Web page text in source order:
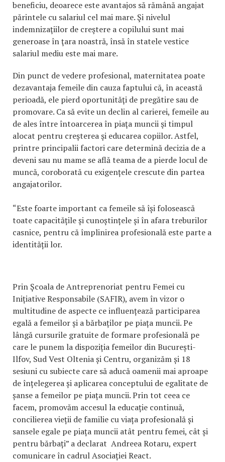
beneficiu, deoarece este avantajos să rămână angajat
părintele cu salariul cel mai mare. Şi nivelul
indemnizaţiilor de creştere a copilului sunt mai
generoase în ţara noastră, însă în statele vestice
salariul mediu este mai mare.
Din punct de vedere profesional, maternitatea poate
dezavantaja femeile din cauza faptului că, în această
perioadă, ele pierd oportunităţi de pregătire sau de
promovare. Ca să evite un declin al carierei, femeile au
de ales între întoarcerea în piaţa muncii şi timpul
alocat pentru creşterea şi educarea copiilor. Astfel,
printre principalii factori care determină decizia de a
deveni sau nu mame se află teama de a pierde locul de
muncă, coroborată cu exigențele crescute din partea
angajatorilor.
“Este foarte important ca femeile să își folosească
toate capacitățile și cunoștințele și în afara treburilor
casnice, pentru că împlinirea profesională este parte a
identității lor.
Prin Școala de Antreprenoriat pentru Femei cu
Inițiative Responsabile (SAFIR), avem în vizor o
multitudine de aspecte ce influențează participarea
egală a femeilor și a bărbaților pe piața muncii. Pe
lângă cursurile gratuite de formare profesională pe
care le punem la dispoziția femeilor din București-
Ilfov, Sud Vest Oltenia și Centru, organizăm și 18
sesiuni cu subiecte care să aducă oamenii mai aproape
de înțelegerea și aplicarea conceptului de egalitate de
șanse a femeilor pe piața muncii. Prin tot ceea ce
facem, promovăm accesul la educație continuă,
concilierea vieții de familie cu viața profesională și
sansele egale pe piața muncii atât pentru femei, cât și
pentru bărbați” a declarat Andreea Rotaru, expert
comunicare în cadrul Asociației React.